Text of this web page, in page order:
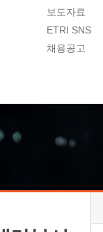
보도자료
ETRI SNS
채용공고